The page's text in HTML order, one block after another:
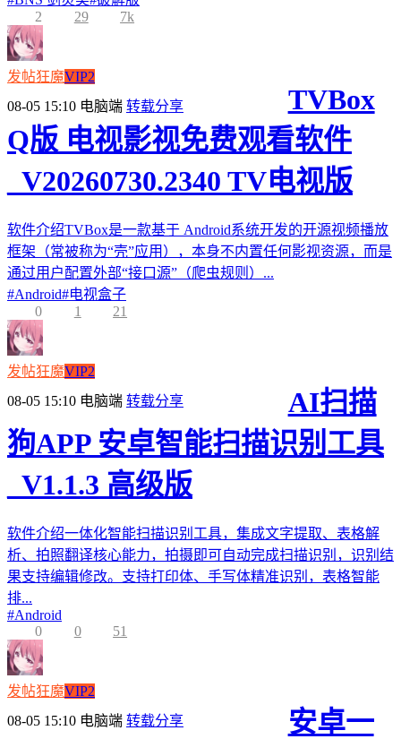
2
29 7k
发帖狂魔VIP2
08-05 15:10 电脑端 转载分享
TVBox
Q版 电视影视免费观看软件
_V20260730.2340 TV电视版
软件介绍TVBox是一款基于 Android系统开发的开源视频播放
框架（常被称为“壳”应用），本身不内置任何影视资源，而是
通过用户配置外部“接口源”（爬虫规则）...
#Android#电视盒子
0
1 21
发帖狂魔VIP2
08-05 15:10 电脑端 转载分享
AI扫描
狗APP 安卓智能扫描识别工具
_V1.1.3 高级版
软件介绍一体化智能扫描识别工具，集成文字提取、表格解
析、拍照翻译核心能力，拍摄即可自动完成扫描识别，识别结
果支持编辑修改。支持打印体、手写体精准识别，表格智能
排...
#Android
0
0 51
发帖狂魔VIP2
08-05 15:10 电脑端 转载分享
安卓一